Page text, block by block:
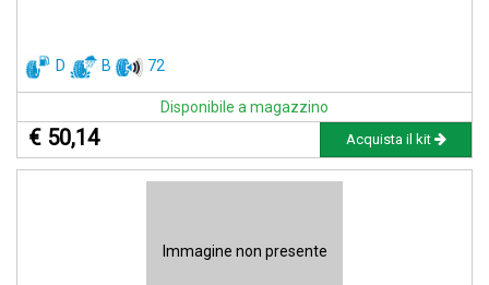
D B 72
Disponibile a magazzino
€ 50,14 Acquista il kit
Immagine non presente